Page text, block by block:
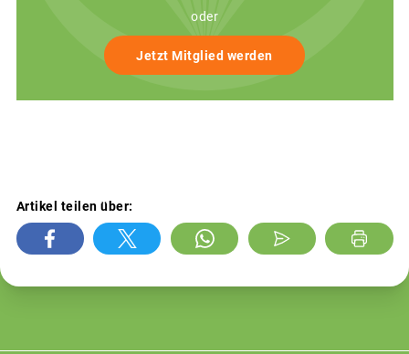
oder
Jetzt Mitglied werden
Artikel teilen über: